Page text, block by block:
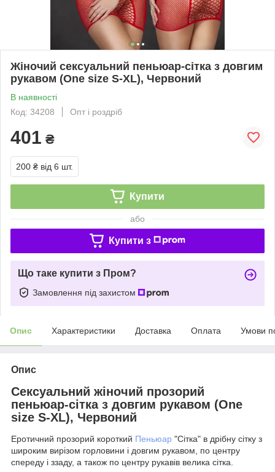
Жіночий сексуальний пеньюар-сітка з довгим
рукавом (One size S-XL), Червоний
В наявності
Код: 34208
Опт і роздріб
401 ₴
200 ₴ від 6 шт.
Купити
або
Купити з
Що таке купити з Пром?
Замовлення під захистом
Опис Характеристики Доставка Оплата Умови
Опис
Сексуальний жіночий прозорий
пеньюар-сітка з довгим рукавом (One
size S-XL), Червоний
Еротичний прозорий короткий Пеньюар "Сітка" в дрібну сітку з
широким вирізом горловини і довгим рукавом, по центру
спереду і ззаду, а також по центру рукавів велика сітка.